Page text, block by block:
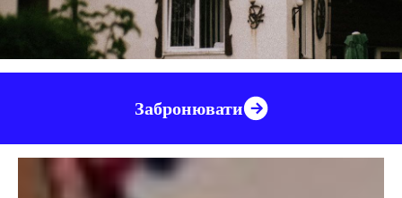
Забронювати